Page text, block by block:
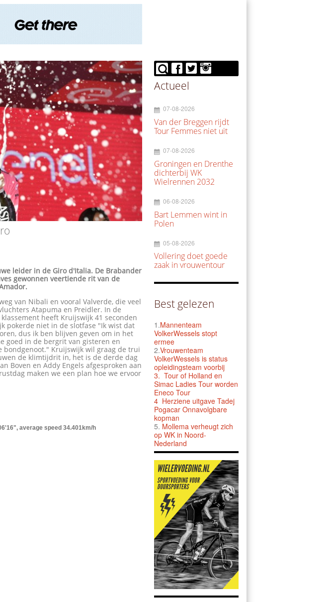
leider in de Giro d'Italia. De Brabander
gewonnen veertiende rit van de
van Nibali en vooral Valverde, die veel
Atapuma en Preidler. In de
heeft Kruijswijk 41 seconden
pokerde niet in de slotfase "Ik wist dat
dus ik ben blijven geven om in het
goed in de bergrit van gisteren en
bondgenoot." Kruijswijk wil graag de trui
de klimtijdrit in, het is de derde dag
Boven en Addy Engels afgesproken aan
maken we een plan hoe we ervoor
average speed 34.401km/h
Actueel
07-08-2026
Van der Breggen rijdt
Tour Femmes niet uit
07-08-2026
Groningen en Drenthe
dichterbij WK
Wielrennen 2032
06-08-2026
Bart Lemmen wint in
Polen
05-08-2026
Vollering doet goede
zaak in vrouwentour
Best gelezen
1.Mannenteam
VolkerWessels stopt
ermee
2.Vrouwenteam
VolkerWessels is status
opleidingsteam voorbij
3. Tour of Holland en
Simac Ladies Tour worden
Eneco Tour
4 Herziene uitgave Tadej
Pogacar Onnavolgbare
kopman
5. Mollema verheugt zich
op WK in Noord-
Nederland